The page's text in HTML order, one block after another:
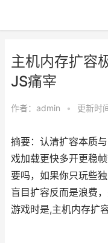
主机内存扩容
JS痛宰
作者： admin • 更新时
摘要：认清扩容本质
戏加载更快多开更稳
要吗，如果你只玩些
盲目扩容反而是浪费
游戏时是,主机内存扩